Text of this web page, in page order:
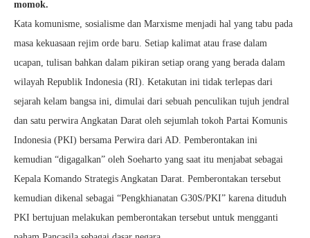
momok.
Kata komunisme, sosialisme dan Marxisme menjadi hal yang tabu pada
masa kekuasaan rejim orde baru. Setiap kalimat atau frase dalam
ucapan, tulisan bahkan dalam pikiran setiap orang yang berada dalam
wilayah Republik Indonesia (RI). Ketakutan ini tidak terlepas dari
sejarah kelam bangsa ini, dimulai dari sebuah penculikan tujuh jendral
dan satu perwira Angkatan Darat oleh sejumlah tokoh Partai Komunis
Indonesia (PKI) bersama Perwira dari AD. Pemberontakan ini
kemudian “digagalkan” oleh Soeharto yang saat itu menjabat sebagai
Kepala Komando Strategis Angkatan Darat. Pemberontakan tersebut
kemudian dikenal sebagai “Pengkhianatan G30S/PKI” karena dituduh
PKI bertujuan melakukan pemberontakan tersebut untuk mengganti